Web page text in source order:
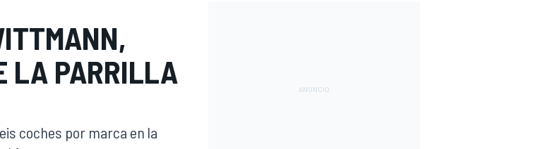
LA PARRILLA
coches por marca en la